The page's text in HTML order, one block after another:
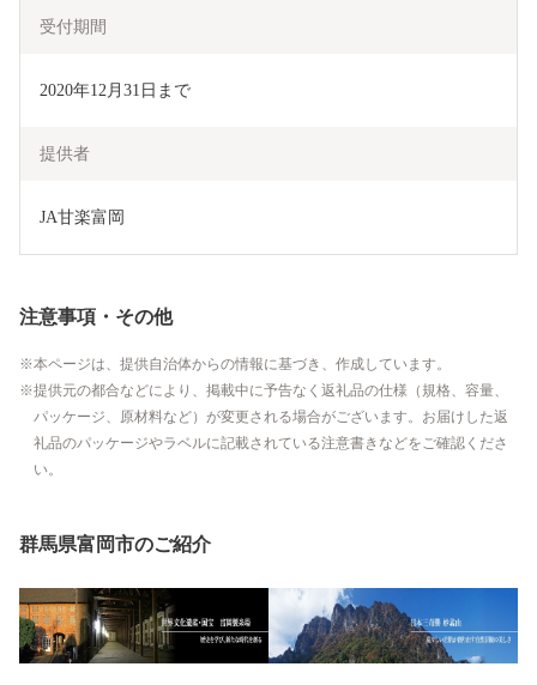
受付期間
2020年12月31日まで
提供者
JA甘楽富岡
注意事項・その他
本ページは、提供自治体からの情報に基づき、作成しています。
提供元の都合などにより、掲載中に予告なく返礼品の仕様（規格、容量、
パッケージ、原材料など）が変更される場合がございます。お届けした返
礼品のパッケージやラベルに記載されている注意書きなどをご確認くださ
い。
群馬県富岡市のご紹介